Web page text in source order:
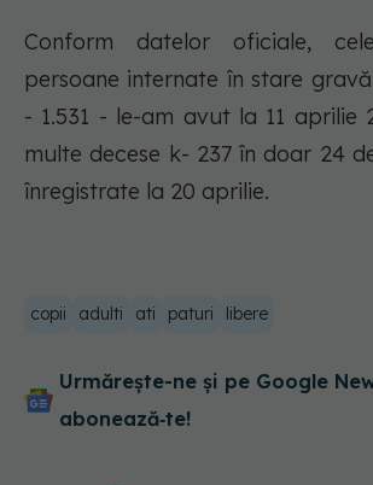
Conform datelor oficiale,
persoane internate în stare
- 1.531 - le-am avut la 11 aprilie
multe decese k- 237 în doar 24
înregistrate la 20 aprilie.
copii adulti ati paturi libere
Urmărește-ne și pe Google
abonează‑te!